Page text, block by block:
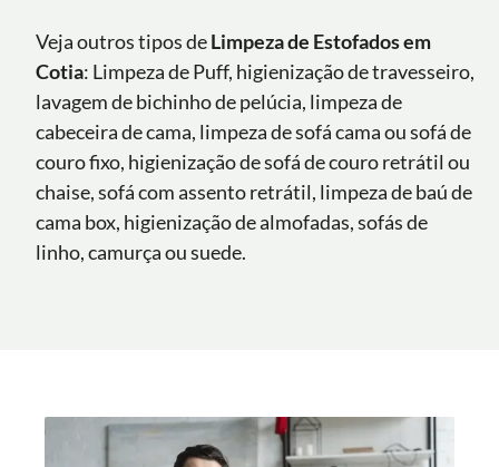
Veja outros tipos deLimpeza de Estofados em
Cotia: Limpeza de Puff, higienização de travesseiro,
lavagem de bichinho de pelúcia, limpeza de
cabeceira de cama, limpeza de sofá cama ou sofá de
couro fixo, higienização de sofá de couro retrátil ou
chaise, sofá com assento retrátil, limpeza de baú de
cama box, higienização de almofadas, sofás de
linho, camurça ou suede.